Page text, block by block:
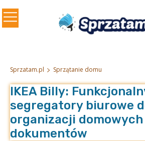
Sprzatam.pl Sprzątanie domu
IKEA Billy:
segregatory biurowe
organizacji domowych
dokumentów